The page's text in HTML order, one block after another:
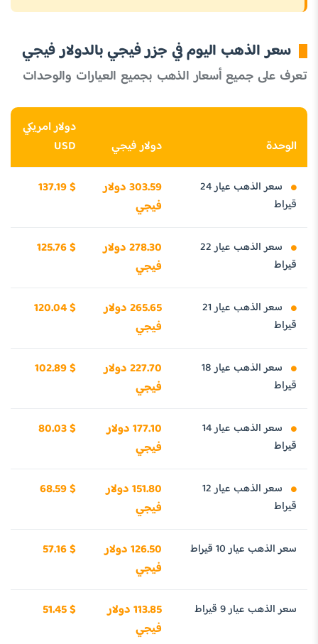
سعر الذهب اليوم في جزر فيجي بالدولار فيجي
تعرف على جميع أسعار الذهب بجميع العيارات والوحدات
الوحدة دولار فيجي
دولار امريكي
USD
سعر الذهب عيار 24
قيراط
303.59 دولار
فيجي
137.19 $
سعر الذهب عيار 22
قيراط
278.30 دولار
فيجي
125.76 $
سعر الذهب عيار 21
قيراط
265.65 دولار
فيجي
120.04 $
سعر الذهب عيار 18
قيراط
227.70 دولار
فيجي
102.89 $
سعر الذهب عيار 14
قيراط
177.10 دولار
فيجي
80.03 $
سعر الذهب عيار 12
قيراط
151.80 دولار
فيجي
68.59 $
سعر الذهب عيار 10 قيراط
126.50 دولار
فيجي
57.16 $
سعر الذهب عيار 9 قيراط
113.85 دولار
فيجي
51.45 $